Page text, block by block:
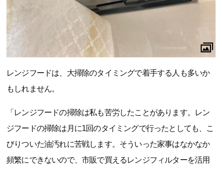
レンジフードは、大掃除のタイミングで着手する人も多いか
もしれません。
「レンジフードの掃除は私も苦労したことがあります。レン
ジフードの掃除は月に1回のタイミングで行ったとしても、こ
びりついた油汚れに苦戦します。そういった家事はなかなか
頻繁にできないので、市販で買えるレンジフィルターを活用